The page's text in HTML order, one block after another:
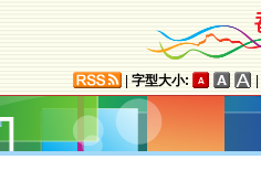
字型大小: